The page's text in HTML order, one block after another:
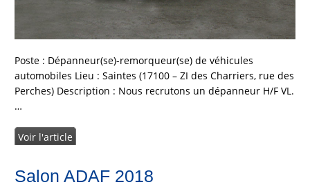
Poste : Dépanneur(se)-remorqueur(se) de véhicules
automobiles Lieu : Saintes (17100 – ZI des Charriers, rue des
Perches) Description : Nous recrutons un dépanneur H/F VL.
…
Voir l'article
Salon ADAF 2018